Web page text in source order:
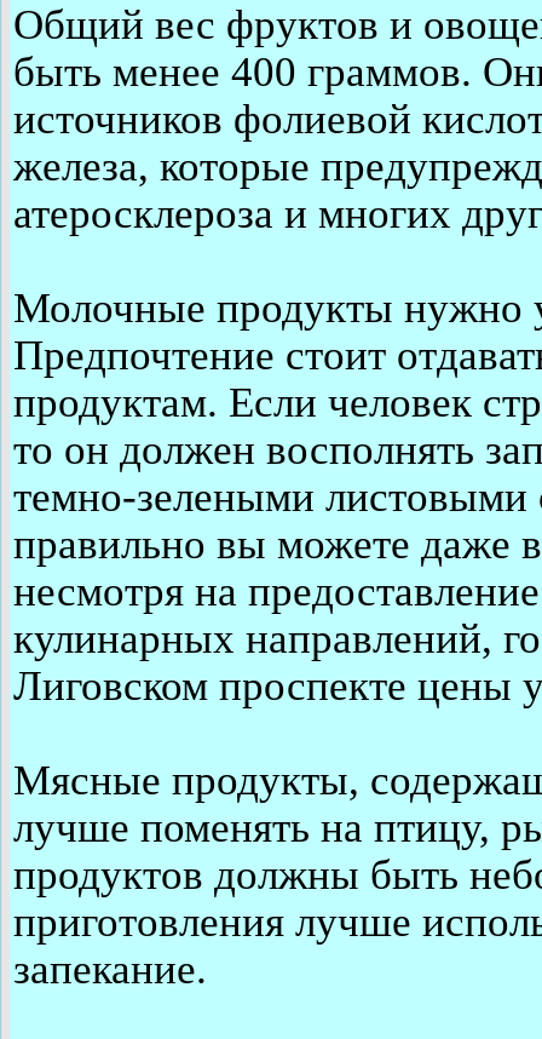
Общий вес фруктов и
быть менее 400 граммов.
источников фолиевой
железа, которые
атеросклероза и многих
Молочные продукты нужно
Предпочтение стоит
продуктам. Если человек
то он должен восполнять
темно-зелеными
правильно вы можете даже
несмотря на
кулинарных направлений,
Лиговском проспекте цены
Мясные продукты,
лучше поменять на птицу,
продуктов должны быть
приготовления лучше
запекание.